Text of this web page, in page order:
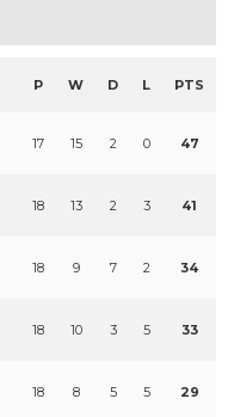
P W D L PTS
17 15 2 0 47
18 13 2 3 41
18 9 7 2 34
18 10 3 5 33
18 8 5 5 29